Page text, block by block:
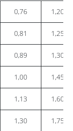
0,76 1,20
0,81 1,25
0,89 1,30
1,00 1,45
1,13 1,60
1,30 1,75